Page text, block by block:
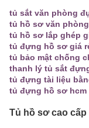
tủ sắt văn phòng
tủ hồ sơ văn
tủ hồ sơ lắp ghép
tủ đựng hồ sơ giá
tủ bảo mật chống
thanh lý tủ sắt
tủ đựng tài liệu
tủ đựng hồ sơ hcm
Tủ hồ sơ cao